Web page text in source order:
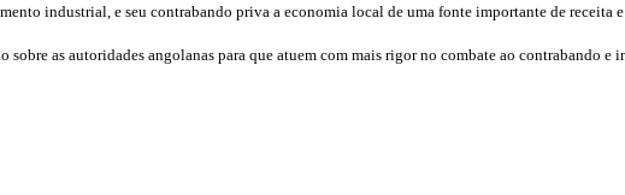
industrial, e seu contrabando priva a economia local de uma fonte importante de receita
sobre as autoridades angolanas para que atuem com mais rigor no combate ao contrabando